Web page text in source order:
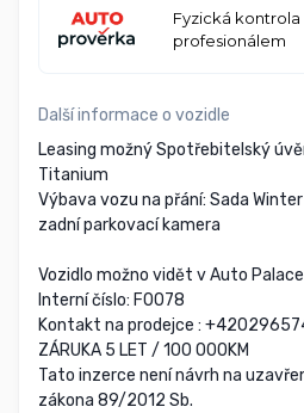
Fyzická
profesionálem
Další informace o vozidle
Leasing možný Spotřebitelský
Titanium
Výbava vozu na přání: Sada
zadní parkovací kamera
Vozidlo možno vidět v Auto Palace
Interní číslo: F0078
Kontakt na prodejce :
ZÁRUKA 5 LET / 100 000KM
Tato inzerce není návrh na
zákona 89/2012 Sb.